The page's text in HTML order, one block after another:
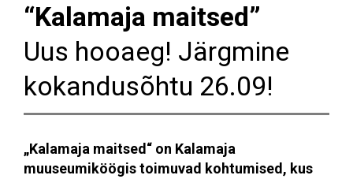
“Kalamaja maitsed”
Uus hooaeg! Järgmine
kokandusõhtu 26.09!
„Kalamaja maitsed“ on Kalamaja
muuseumiköögis toimuvad kohtumised, kus